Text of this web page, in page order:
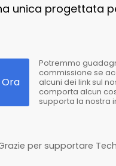
unica progettata
Potremmo
commissione se
alcuni dei link sul
comporta alcun
supporta la nostra
per supportare